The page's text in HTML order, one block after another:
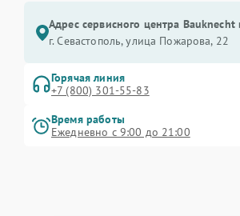
Адрес сервисного центра Bauknecht
г. Севастополь, улица Пожарова, 22
Горячая линия
+7 (800) 301-55-83
Время работы
Ежедневно с 9:00 до 21:00